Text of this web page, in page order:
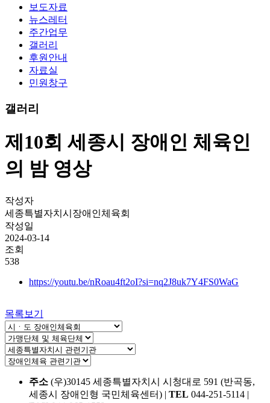
보도자료
뉴스레터
주간업무
갤러리
후원안내
자료실
민원창구
갤러리
제10회 세종시 장애인 체육인
의 밤 영상
작성자
세종특별자치시장애인체육회
작성일
2024-03-14
조회
538
https://youtu.be/nRoau4ft2oI?si=nq2J8uk7Y4FS0WaG
목록보기
주소 (우)30145 세종특별자치시 시청대로 591 (반곡동,
세종시 장애인형 국민체육센터) | TEL 044-251-5114 |